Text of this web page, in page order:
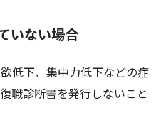
いない場合
低下、集中力低下などの症
職診断書を発行しないこと